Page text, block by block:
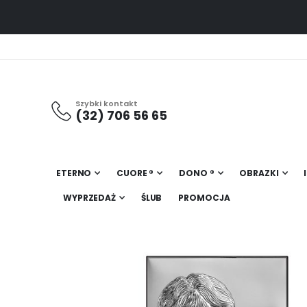
Szybki kontakt
(32) 706 56 65
ETERNO CUORE ® DONO ® OBRAZKI
WYPRZEDAŻ ŚLUB PROMOCJA